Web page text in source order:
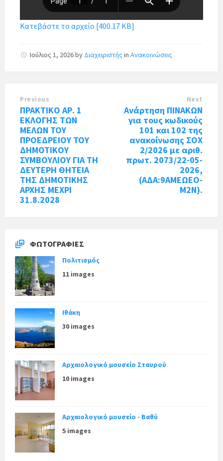
Κατεβάστε το αρχείο [400.17 KB]
Ιούλιος 1, 2026by Διαχειριστής in Ανακοινώσεις
Previous
ΠΡΑΚΤΙΚΟ ΑΡ. 1
ΕΚΛΟΓΗΣ ΤΩΝ
ΜΕΛΩΝ ΤΟΥ
ΠΡΟΕΔΡΕΙΟΥ ΤΟΥ
ΔΗΜΟΤΙΚΟΥ
ΣΥΜΒΟΥΛΙΟΥ ΓΙΑ ΤΗ
ΔΕΥΤΕΡΗ ΘΗΤΕΙΑ
ΤΗΣ ΔΗΜΟΤΙΚΗΣ
ΑΡΧΗΣ ΜΕΧΡΙ
31.8.2028
Next
Ανάρτηση ΠΙΝΑΚΩΝ
για τους κωδικούς
101 και 102 της
ανακοίνωσης ΣΟΧ
2/2026 με αριθ.
πρωτ. 2073/22-05-
2026,
(ΑΔΑ:9ΑΜΕΩΕΟ-
Μ2Ν).
ΦΩΤΟΓΡΑΦΊΕΣ
Πολιτισμός
11 images
Ιθάκη
30 images
Αρχαιολογικό μουσείο Σταυρού
10 images
Αρχαιολογικό μουσείο - Βαθύ
5 images